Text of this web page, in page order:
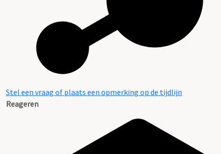
Stel een vraag of plaats een opmerking op de tijdlijn
Reageren